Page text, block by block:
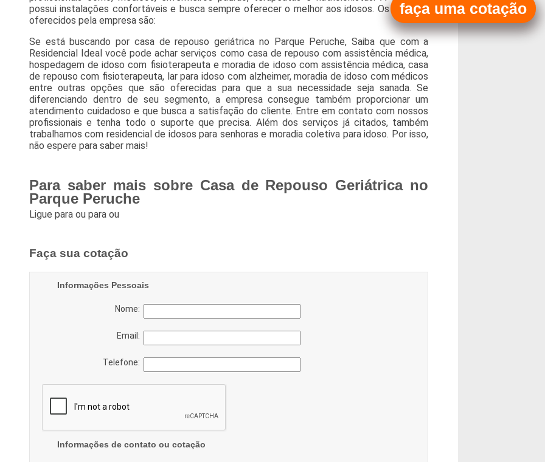
possui instalações confortáveis e busca sempre oferecer o melhor aos idosos. Os serviços
oferecidos pela empresa são:
Se está buscando por casa de repouso geriátrica no Parque Peruche, Saiba que com a
Residencial Ideal você pode achar serviços como casa de repouso com assistência médica,
hospedagem de idoso com fisioterapeuta e moradia de idoso com assistência médica, casa
de repouso com fisioterapeuta, lar para idoso com alzheimer, moradia de idoso com médicos
entre outras opções que são oferecidas para que a sua necessidade seja sanada. Se
diferenciando dentro de seu segmento, a empresa consegue também proporcionar um
atendimento cuidadoso e que busca a satisfação do cliente. Entre em contato com nossos
profissionais e tenha todo o suporte que precisa. Além dos serviços já citados, também
trabalhamos com residencial de idosos para senhoras e moradia coletiva para idoso. Por isso,
não espere para saber mais!
Para saber mais sobre Casa de Repouso Geriátrica no
Parque Peruche
Ligue para ou para ou
faça uma cotação
Faça sua cotação
Informações Pessoais
Nome:
Email:
Telefone:
Informações de contato ou cotação